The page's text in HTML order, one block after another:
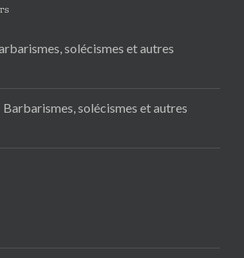
solécismes et autres
Barbarismes, solécismes et autres